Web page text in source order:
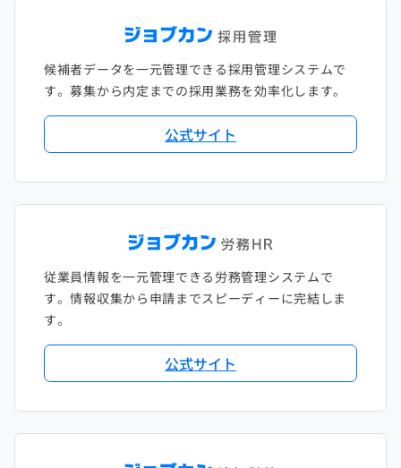
候補者データを一元管理できる採用管理システムで
す。募集から内定までの採用業務を効率化します。
公式サイト
従業員情報を一元管理できる労務管理システムで
す。情報収集から申請までスピーディーに完結しま
す。
公式サイト